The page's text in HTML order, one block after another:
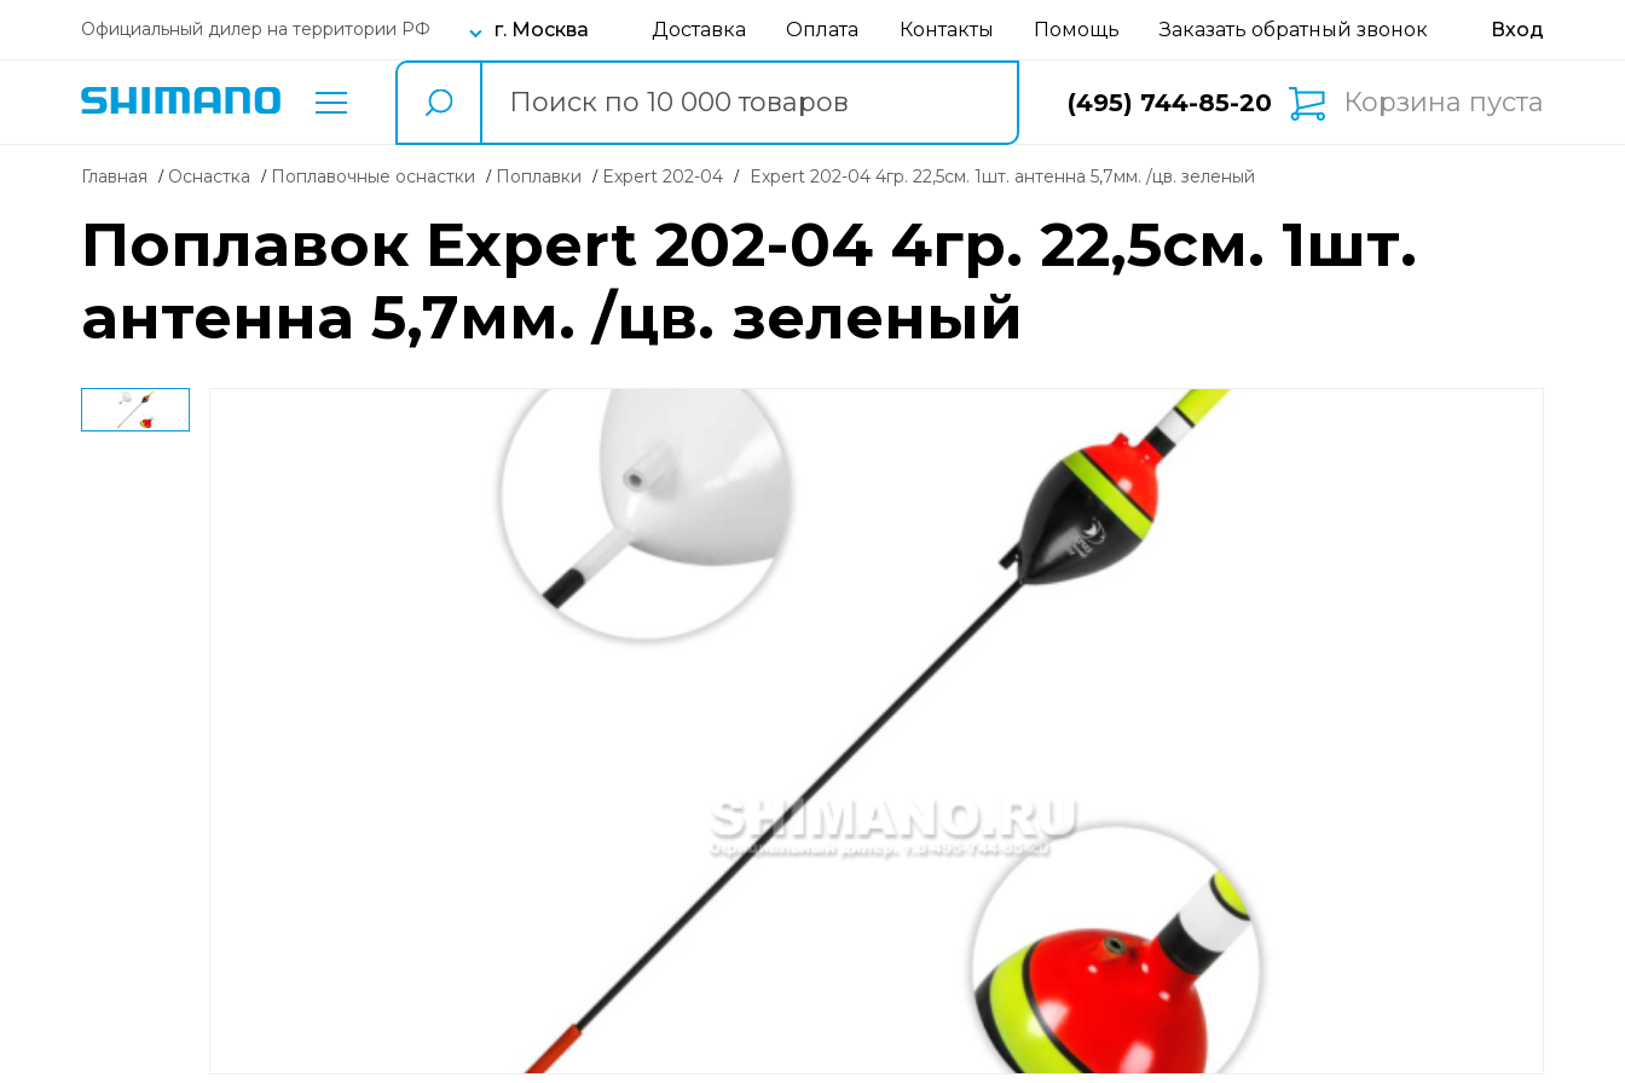
Официальный дилер на территории РФ г. Москва Доставка Оплата Контакты Помощь Заказать обратный звонок
(495) 744-85-20 Корзина пуста
Главная Оснастка Поплавочные оснастки поплавки Expert 202-04 Expert 202-04 4гр. 22,5см. 1шт. антенна 5,7мм. /цв. зеленый
Поплавок Expert 202-04 4гр. 22,5см. 1шт.
антенна 5,7мм. /цв. зеленый